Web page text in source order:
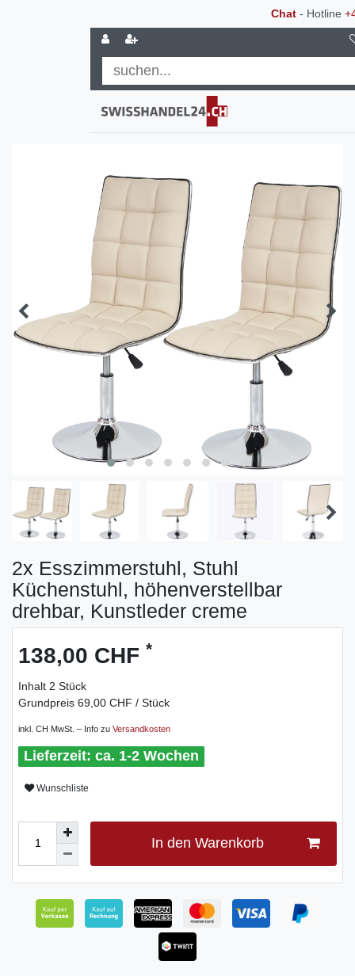
Chat- Hotline
2x Esszimmerstuhl, Stuhl
Küchenstuhl, höhenverstellbar
drehbar, Kunstleder creme
138,00 CHF *
Inhalt 2 Stück
Grundpreis 69,00 CHF / Stück
inkl. CH MwSt. – Info zu Versandkosten
ca. 1-2 Wochen
Wunschliste
In den Warenkorb